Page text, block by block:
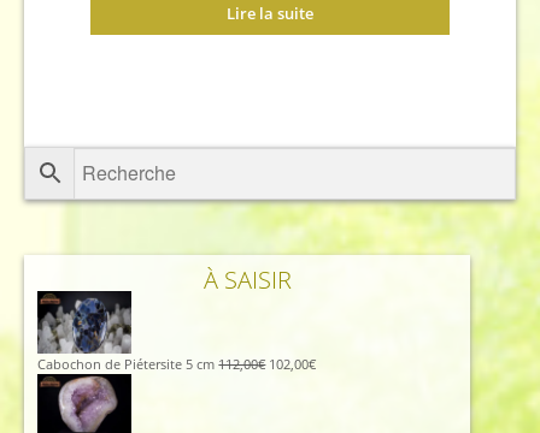
Lire la suite
À SAISIR
Cabochon de Piétersite 5 cm 112,00€ Le
102,00€Le